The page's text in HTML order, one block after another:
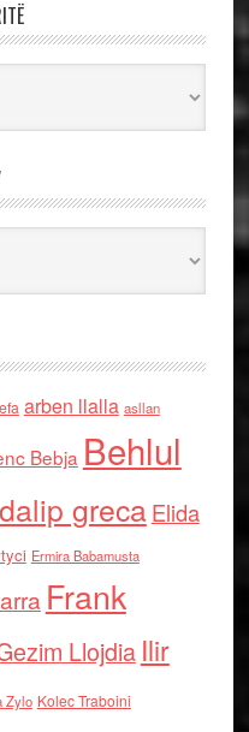
arben llalla asllan
Bebja Behlul
dalip grecaElida
Ermira Babamusta
Frank
Llojdia Ilir
Zylo Kolec Traboini